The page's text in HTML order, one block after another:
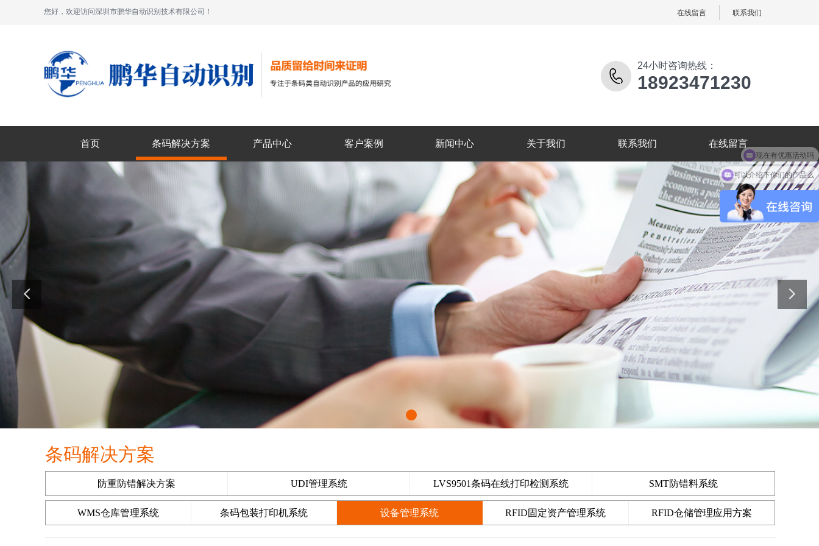
24小时咨询热线：
18923471230
首页 条码解决方案 产品中心 客户案例 新闻中心 关于我们 联系我们 在线留言
您好，欢迎访问深圳市鹏华自动识别技术有限公司！ 在线留言 联系我们
条码解决方案
防重防错解决方案 UDI管理系统 LVS9501条码在线打印检测系统 SMT防错料系统
WMS仓库管理系统 条码包装打印机系统 设备管理系统 RFID固定资产管理系统 RFID仓储管理应用方案
可以介绍下你们的产品么